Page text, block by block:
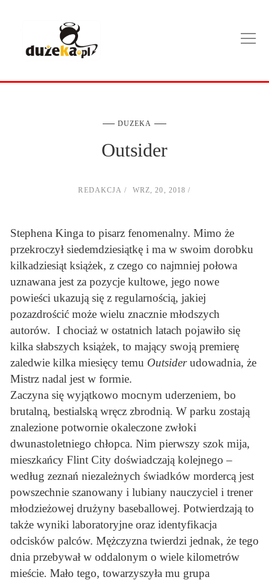
DUZEKA
Outsider
REDAKCJA WRZ, 20, 2018
Stephena Kinga to pisarz fenomenalny. Mimo że
przekroczył siedemdziesiątkę i ma w swoim dorobku
kilkadziesiąt książek, z czego co najmniej połowa
uznawana jest za pozycje kultowe, jego nowe
powieści ukazują się z regularnością, jakiej
pozazdrościć może wielu znacznie młodszych
autorów. I chociaż w ostatnich latach pojawiło się
kilka słabszych książek, to mający swoją premierę
zaledwie kilka miesięcy temu Outsiderudowadnia, że
Mistrz nadal jest w formie.
Zaczyna się wyjątkowo mocnym uderzeniem, bo
brutalną, bestialską wręcz zbrodnią. W parku zostają
znalezione potwornie okaleczone zwłoki
dwunastoletniego chłopca. Nim pierwszy szok mija,
mieszkańcy Flint City doświadczają kolejnego –
według zeznań niezależnych świadków mordercą jest
powszechnie szanowany i lubiany nauczyciel i trener
młodzieżowej drużyny baseballowej. Potwierdzają to
także wyniki laboratoryjne oraz identyfikacja
odcisków palców. Mężczyzna twierdzi jednak, że tego
dnia przebywał w oddalonym o wiele kilometrów
mieście. Mało tego, towarzyszyła mu grupa